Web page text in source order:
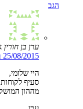
הגב
ערן בן חורין
25/08/2015 ב 10:30
היי שלומי,
סעיף
מההון המושקע. ראה